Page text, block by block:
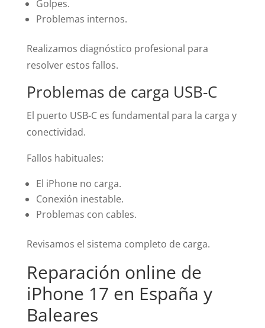
Golpes.
Problemas internos.
Realizamos diagnóstico profesional para
resolver estos fallos.
Problemas de carga USB-C
El puerto USB-C es fundamental para la carga y
conectividad.
Fallos habituales:
El iPhone no carga.
Conexión inestable.
Problemas con cables.
Revisamos el sistema completo de carga.
Reparación online de
iPhone 17 en España y
Baleares